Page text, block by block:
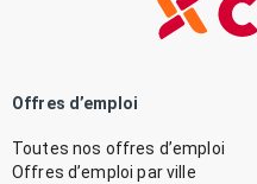
Offres d’emploi
Toutes nos offres d’emploi
Offres d’emploi par ville